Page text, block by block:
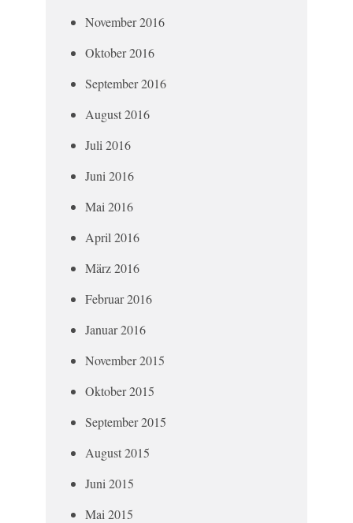
November 2016
Oktober 2016
September 2016
August 2016
Juli 2016
Juni 2016
Mai 2016
April 2016
März 2016
Februar 2016
Januar 2016
November 2015
Oktober 2015
September 2015
August 2015
Juni 2015
Mai 2015